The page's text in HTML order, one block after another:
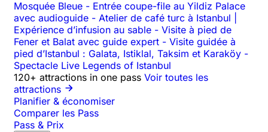
Mosquée Bleue - Entrée coupe-file au Yildiz Palace
avec audioguide - Atelier de café turc à Istanbul |
Expérience d’infusion au sable - Visite à pied de
Fener et Balat avec guide expert - Visite guidée à
pied d’Istanbul : Galata, Istiklal, Taksim et Karaköy -
Spectacle Live Legends of Istanbul
120+ attractions in one pass Voir toutes les
attractions
Planifier & économiser
Comparer les Pass
Pass & Prix